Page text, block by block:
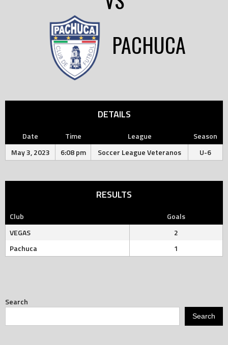
PACHUCA
DETAILS
Date Time League
Season
May 3, 2023
6:08 pm Soccer League Veteranos U-6
RESULTS
Club
Goals
VEGAS
2
Pachuca
1
Search
Search